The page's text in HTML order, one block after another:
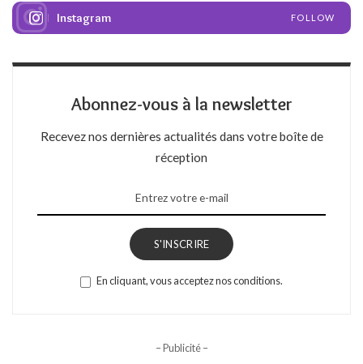
Instagram FOLLOW
Abonnez-vous à la newsletter
Recevez nos dernières actualités dans votre boîte de
réception
S'INSCRIRE
En cliquant, vous acceptez nos conditions.
– Publicité –